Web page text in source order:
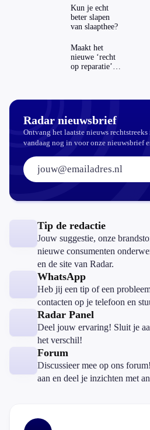
ING-app: is dat
wel veilig?
Kun je echt
beter slapen
van slaapthee?
Maakt het
nieuwe ‘recht
op reparatie’
Radar nieuwsbrief
Ontvang het laatste nieuws
vandaag nog in voor onze nieuwsbrief
E-mailadres:
Tip de redactie
Jouw suggestie, onze
nieuwe consumenten
en de site van Radar.
WhatsApp
Heb jij een tip of een
contacten op je telefoon en
Radar Panel
Deel jouw ervaring! Sluit je
het verschil!
Forum
Discussieer mee op ons
aan en deel je inzichten met